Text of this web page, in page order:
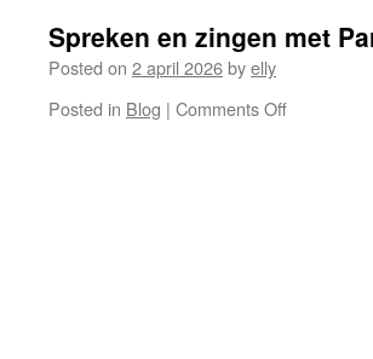
Spreken en zingen met
Posted on 2 april 2026byelly
Posted in Blog | Comments Offon